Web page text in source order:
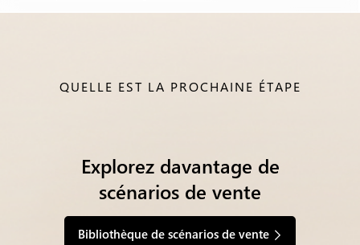
QUELLE EST LA PROCHAINE ÉTAPE
Explorez davantage de
scénarios de vente
Bibliothèque de scénarios de vente